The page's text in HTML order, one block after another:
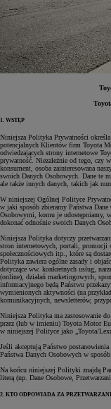
1. WSTĘP
Niniejsza Polityka Prywatności określa
potencjalnych Klientów firm Toyota
odwiedzających strony internetowe
prywatność. Niezależnie od tego, czy
konsument, osoba zainteresowana
swoich Danych Osobowych. Dane te
ale także innych danych, takich jak
W niniejszej Ogólnej Polityce
w jaki sposób zbieramy Państwa
Osobowymi, komu je udostępniamy,
dokonać odnośnie swoich Danych
Niniejsza Polityka dotyczy
stron internetowych, portali, promocji
społecznościowych itp., które są
Polityka zawiera ogólne zasady i
dotyczące ww. konkretnych usług,
(online), działań marketingowych,
informacyjnego będą Państwu
wymienionych aktywności (na
komunikacyjnych, newsletterów,
Niniejsza Polityka ma zastosowanie
przez (lub w imieniu) Toyota Motor
w niniejszej Polityce jako „Toyota/
Jeśli akceptują Państwo
Państwa Danych Osobowych w
Na końcu niniejszej Polityki znajdą
literą (np. Dane Osobowe,
2. KTO ODPOWIADA ZA